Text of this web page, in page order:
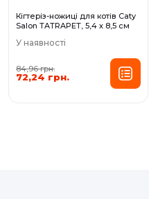
Кігтеріз-ножиці для котів Caty
Salon TATRAPET, 5,4 х 8,5 см
У наявності
84,96 грн.
72,24 грн.